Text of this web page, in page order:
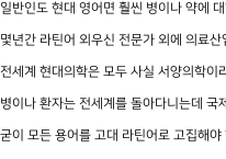
일반인도 현대 영어면 훨씬 병이나 약에
몇년간 라틴어 외우신 전문가 외에 의료
전세계 현대의학은 모두 사실 서양의학
병이나 환자는 전세계를 돌아다니는데 국
굳이 모든 용어를 고대 라틴어로 고집해